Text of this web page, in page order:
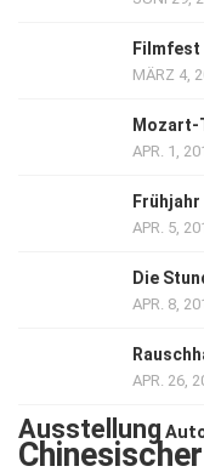
Filmfest
MÄRZ 4,
Mozart-
APR. 1,
APR. 5,
Die
APR. 8,
APR. 26,
Ausstellung